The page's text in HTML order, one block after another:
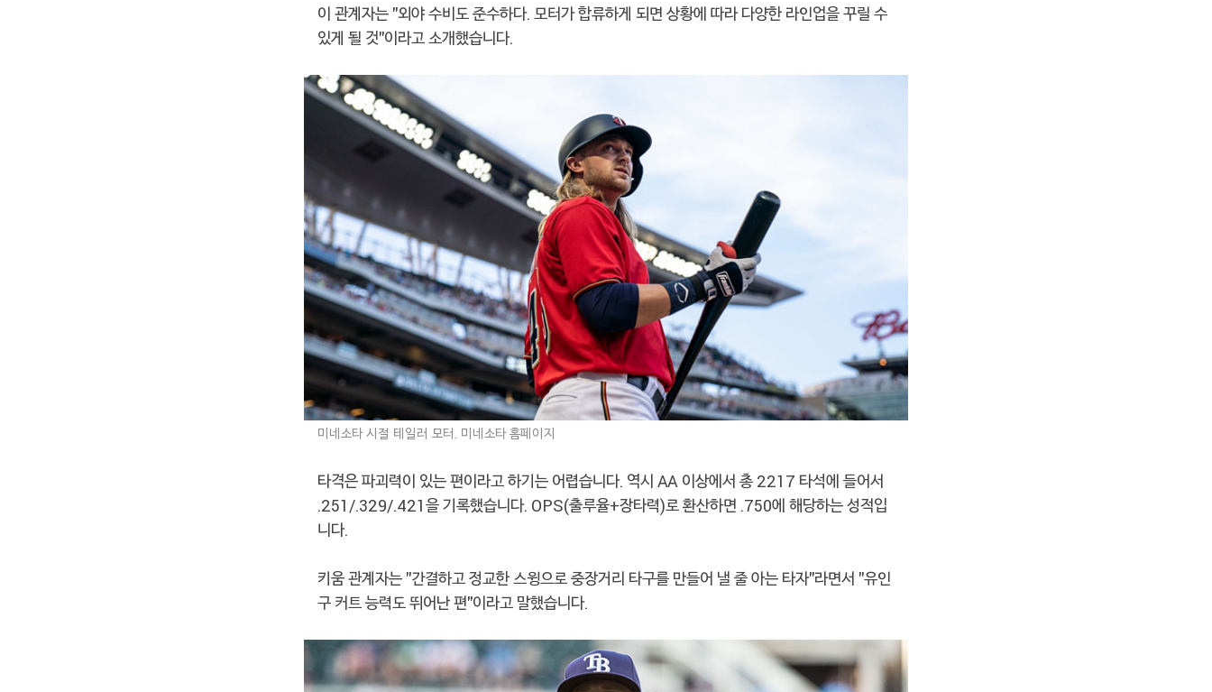
이 관계자는 "외야 수비도 준수하다. 모터가 합류하게 되면 상황에 따라 다양한 라인업을 꾸릴 수
있게 될 것"이라고 소개했습니다.
미네소타 시절 테일러 모터. 미네소타 홈페이지
타격은 파괴력이 있는 편이라고 하기는 어렵습니다. 역시 AA 이상에서 총 2217 타석에 들어서
.251/.329/.421을 기록했습니다. OPS(출루율+장타력)로 환산하면 .750에 해당하는 성적입
니다.
키움 관계자는 "간결하고 정교한 스윙으로 중장거리 타구를 만들어 낼 줄 아는 타자"라면서 "유인
구 커트 능력도 뛰어난 편"이라고 말했습니다.